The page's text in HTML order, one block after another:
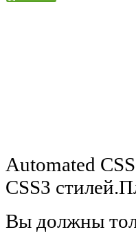
Automated
CSS3
Вы должны